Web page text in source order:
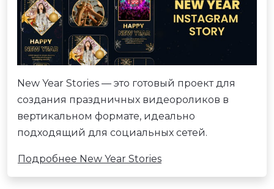
New Year Stories — это готовый проект для
создания праздничных видеороликов в
вертикальном формате, идеально
подходящий для социальных сетей.
Подробнее New Year Stories